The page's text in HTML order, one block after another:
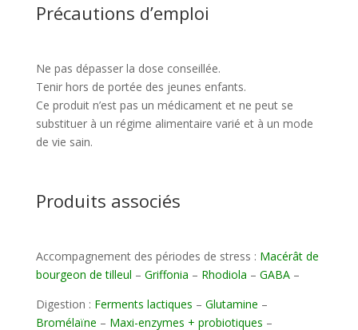
Précautions d’emploi
Ne pas dépasser la dose conseillée.
Tenir hors de portée des jeunes enfants.
Ce produit n’est pas un médicament et ne peut se
substituer à un régime alimentaire varié et à un mode
de vie sain.
Produits associés
Accompagnement des périodes de stress : Macérât de
bourgeon de tilleul – Griffonia – Rhodiola – GABA–
Digestion : Ferments lactiques – Glutamine –
Bromélaïne – Maxi-enzymes + probiotiques –